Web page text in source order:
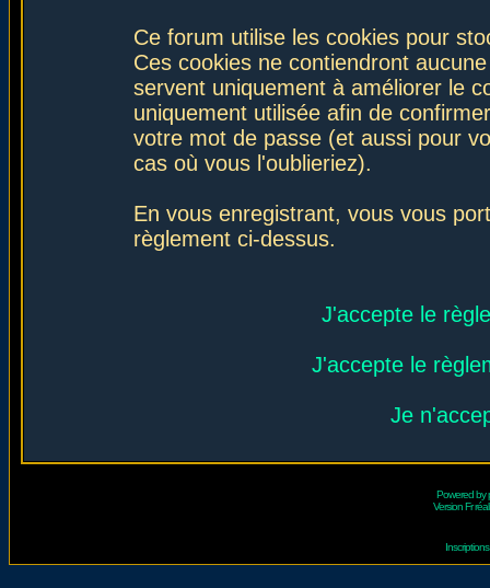
Ce forum utilise les cookies pour
Ces cookies ne contiendront
servent uniquement à améliorer le
uniquement utilisée afin de
votre mot de passe (et aussi pour
cas où vous l'oublieriez).
En vous enregistrant, vous vous
règlement ci-dessus.
J'accepte le
J'accepte le
Je
Powered by
Version Fr